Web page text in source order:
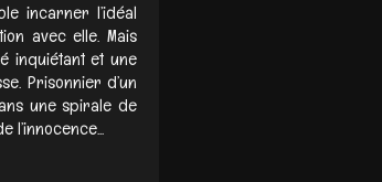
incarner l’idéal
avec elle. Mais
inquiétant et une
Prisonnier d’un
une spirale de
l’innocence...